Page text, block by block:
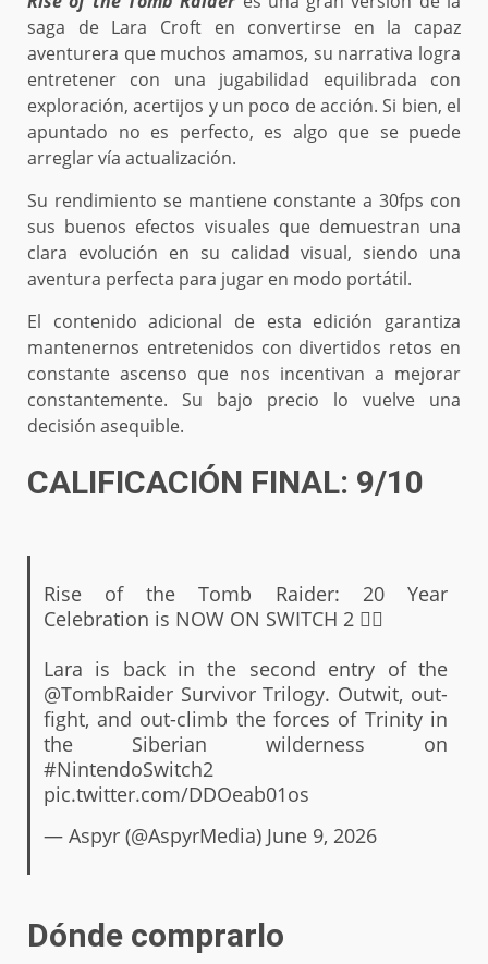
saga de Lara Croft en convertirse en la capaz
aventurera que muchos amamos, su narrativa logra
entretener con una jugabilidad equilibrada con
exploración, acertijos y un poco de acción. Si bien, el
apuntado no es perfecto, es algo que se puede
arreglar vía actualización.
Su rendimiento se mantiene constante a 30fps con
sus buenos efectos visuales que demuestran una
clara evolución en su calidad visual, siendo una
aventura perfecta para jugar en modo portátil.
El contenido adicional de esta edición garantiza
mantenernos entretenidos con divertidos retos en
constante ascenso que nos incentivan a mejorar
constantemente. Su bajo precio lo vuelve una
decisión asequible.
CALIFICACIÓN FINAL: 9/10
Rise of the Tomb Raider: 20 Year
Celebration is NOW ON SWITCH 2 🧗‍♀️
Lara is back in the second entry of the
@TombRaiderSurvivor Trilogy. Outwit, out-
fight, and out-climb the forces of Trinity in
the Siberian wilderness on
#NintendoSwitch2
pic.twitter.com/DDOeab01os
— Aspyr (@AspyrMedia) June 9, 2026
Dónde comprarlo